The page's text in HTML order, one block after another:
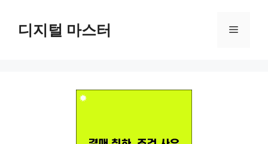
디지털 마스터 메